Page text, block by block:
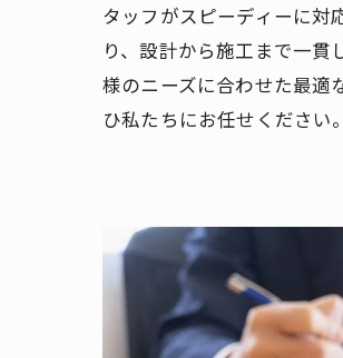
タッフがスピーディーに対
り、設計から施工まで一
様のニーズに合わせた最適
ひ私たちにお任せください。